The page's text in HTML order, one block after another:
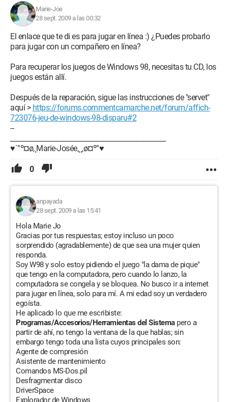
Marie-Joe
28 sept. 2009 a las 00:32
El enlace que te di es para jugar en línea :) ¿Puedes probarlo
para jugar con un compañero en línea?
Para recuperar los juegos de Windows 98, necesitas tu CD, los
juegos están allí.
Después de la reparación, sigue las instrucciones de "servet"
aquí > https://forums.commentcamarche.net/forum/affich-
723076-jeu-de-windows-98-disparu#2
--
♥`°º¤ø,¸Marie-Josée,¸¸,ø¤º°♥
0
anpayada
28 sept. 2009 a las 15:41
Hola Marie Jo
Gracias por tus respuestas; estoy incluso un poco
sorprendido (agradablemente) de que sea una mujer quien
responda.
Soy W98 y solo estoy pidiendo el juego "la dama de pique"
que tengo en la computadora, pero cuando lo lanzo, la
computadora se congela y se bloquea. No busco ir a internet
para jugar en línea, solo para mí. A mi edad soy un verdadero
egoísta.
He aplicado lo que me escribiste:
Programas/Accesorios/Herramientas del Sistema pero a
partir de ahí, no tengo la ventana de la que hablas; sin
embargo tengo toda una lista cuyos principales son:
Agente de compresión
Asistente de mantenimiento
Comandos MS-Dos.pil
Desfragmentar disco
DriverSpace
Explorador de Windows